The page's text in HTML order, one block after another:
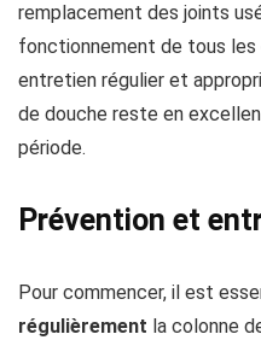
remplacement des joints
fonctionnement de tous les
entretien régulier et
de douche reste en
période.
Prévention et
Pour commencer, il est
régulièrement la colonne